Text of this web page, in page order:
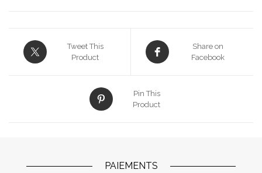
Tweet This
Product
Share on
Facebook
Pin This
Product
PAIEMENTS